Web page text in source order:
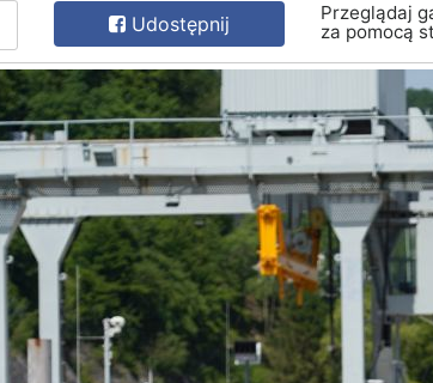
Udostępnij
Przeglądaj
za pomocą